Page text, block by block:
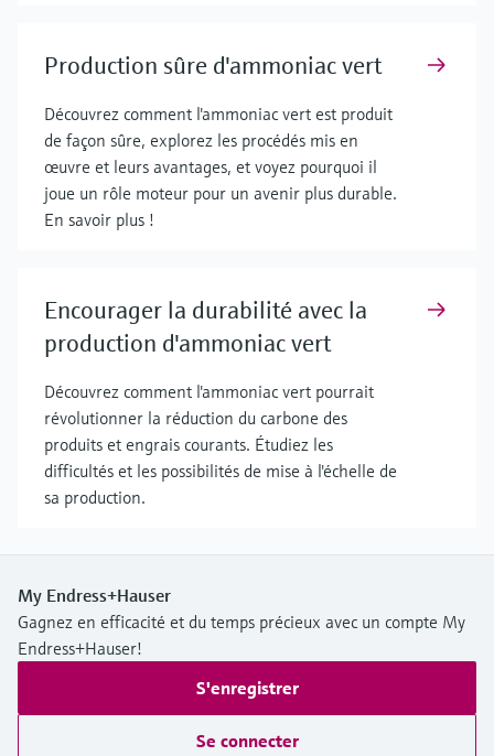
Production sûre d'ammoniac vert
Découvrez comment l'ammoniac vert est produit
de façon sûre, explorez les procédés mis en
œuvre et leurs avantages, et voyez pourquoi il
joue un rôle moteur pour un avenir plus durable.
En savoir plus !
Encourager la durabilité avec la
production d'ammoniac vert
Découvrez comment l'ammoniac vert pourrait
révolutionner la réduction du carbone des
produits et engrais courants. Étudiez les
difficultés et les possibilités de mise à l'échelle de
sa production.
My Endress+Hauser
Gagnez en efficacité et du temps précieux avec un compte My
Endress+Hauser!
S'enregistrer
Se connecter